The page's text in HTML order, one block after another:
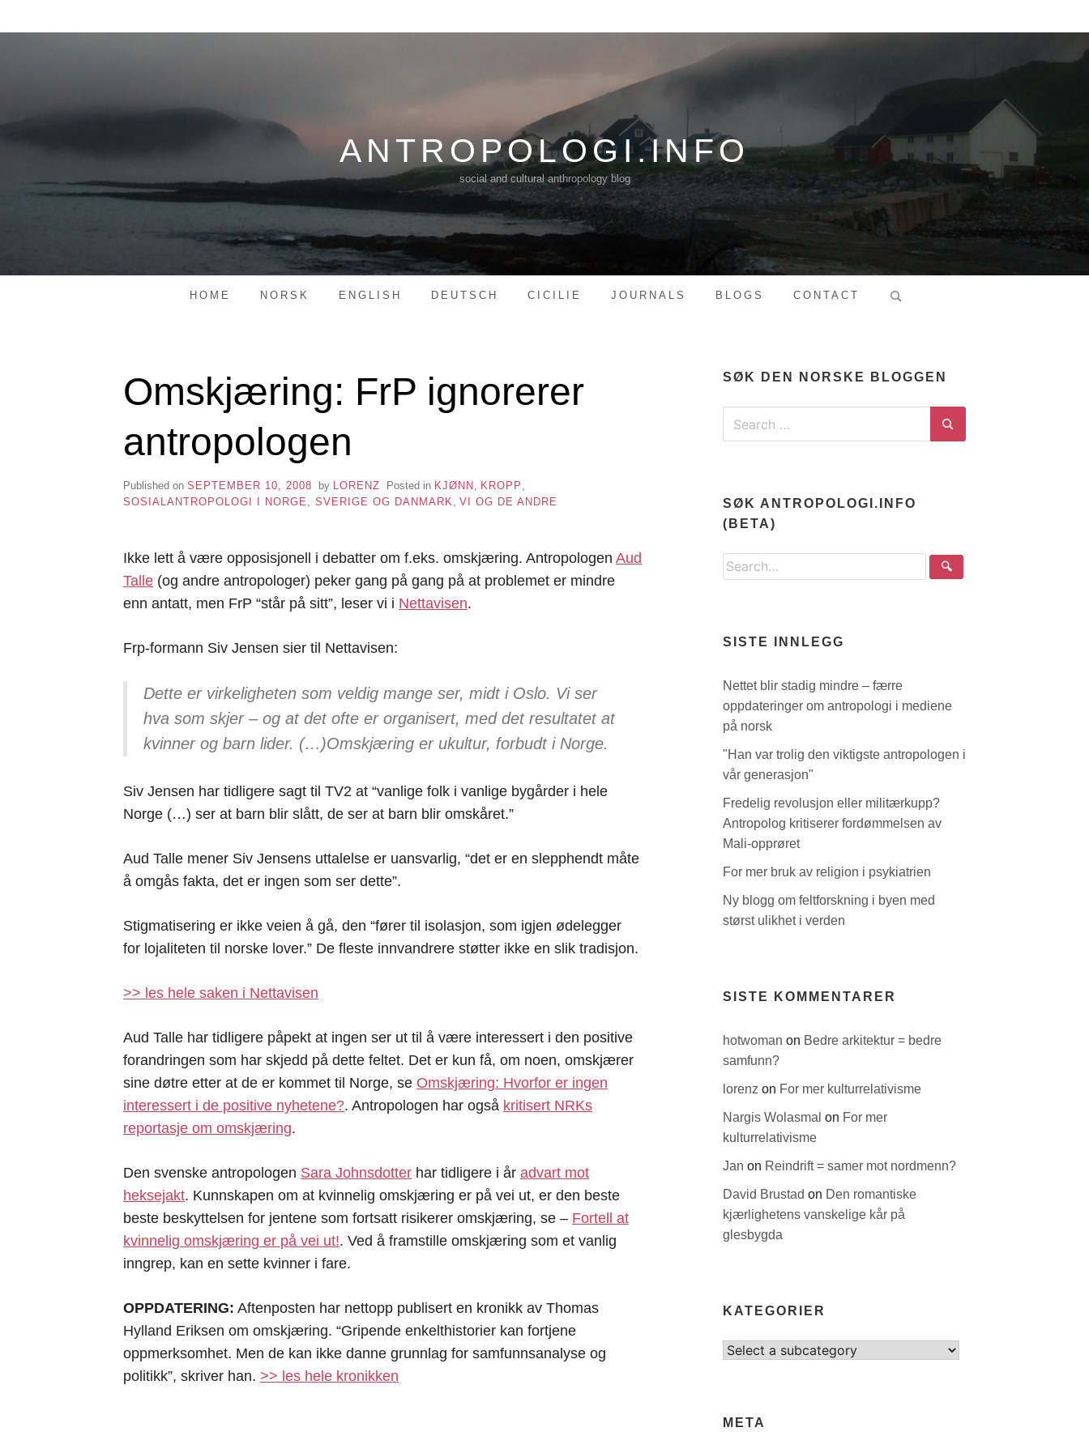
ANTROPOLOGI.INFO
social and cultural anthropology blog
HOME NORSK ENGLISH DEUTSCH CICILIE JOURNALS BLOGS CONTACT
Omskjæring: FrP ignorerer
antropologen
Published on SEPTEMBER 10, 2008 by LORENZ Posted in KJØNN KROPP
SOSIALANTROPOLOGI I NORGE, SVERIGE OG DANMARK
VI OG DE ANDRE
Ikke lett å være opposisjonell i debatter om f.eks. omskjæring. Antropologen Aud
Talle (og andre antropologer) peker gang på gang på at problemet er mindre
enn antatt, men FrP “står på sitt”, leser vi i Nettavisen.
Frp-formann Siv Jensen sier til Nettavisen:
Dette er virkeligheten som veldig mange ser, midt i Oslo. Vi ser
hva som skjer – og at det ofte er organisert, med det resultatet at
kvinner og barn lider. (…)Omskjæring er ukultur, forbudt i Norge.
Siv Jensen har tidligere sagt til TV2 at “vanlige folk i vanlige bygårder i hele
Norge (…) ser at barn blir slått, de ser at barn blir omskåret.”
Aud Talle mener Siv Jensens uttalelse er uansvarlig, “det er en slepphendt måte
å omgås fakta, det er ingen som ser dette”.
Stigmatisering er ikke veien å gå, den “fører til isolasjon, som igjen ødelegger
for lojaliteten til norske lover.” De fleste innvandrere støtter ikke en slik tradisjon.
>> les hele saken i Nettavisen
Aud Talle har tidligere påpekt at ingen ser ut til å være interessert i den positive
forandringen som har skjedd på dette feltet. Det er kun få, om noen, omskjærer
sine døtre etter at de er kommet til Norge, se Omskjæring: Hvorfor er ingen
interessert i de positive nyhetene?. Antropologen har også kritisert NRKs
reportasje om omskjæring.
Den svenske antropologen Sara Johnsdotter har tidligere i år advart mot
heksejakt. Kunnskapen om at kvinnelig omskjæring er på vei ut, er den beste
beste beskyttelsen for jentene som fortsatt risikerer omskjæring, se – Fortell at
kvinnelig omskjæring er på vei ut!. Ved å framstille omskjæring som et vanlig
inngrep, kan en sette kvinner i fare.
OPPDATERING: Aftenposten har nettopp publisert en kronikk av Thomas
Hylland Eriksen om omskjæring. “Gripende enkelthistorier kan fortjene
oppmerksomhet. Men de kan ikke danne grunnlag for samfunnsanalyse og
politikk”, skriver han. >> les hele kronikken
SØK DEN NORSKE BLOGGEN
Search
SØK ANTROPOLOGI.INFO
(BETA)
Search
the
🔍
SISTE INNLEGG
Nettet blir stadig mindre – færre
oppdateringer om antropologi i mediene
på norsk
"Han var trolig den viktigste antropologen i
vår generasjon"
Fredelig revolusjon eller militærkupp?
Antropolog kritiserer fordømmelsen av
Mali-opprøret
For mer bruk av religion i psykiatrien
Ny blogg om feltforskning i byen med
størst ulikhet i verden
SISTE KOMMENTARER
hotwoman on Bedre arkitektur = bedre
samfunn?
lorenz on For mer kulturrelativisme
Nargis Wolasmal on For mer
kulturrelativisme
Jan on Reindrift = samer mot nordmenn?
David Brustad on Den romantiske
kjærlighetens vanskelige kår på
glesbygda
KATEGORIER
Select
META